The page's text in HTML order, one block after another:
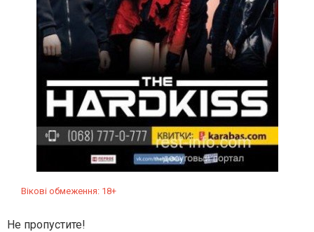
Вікові обмеження: 18+
Не пропустите!